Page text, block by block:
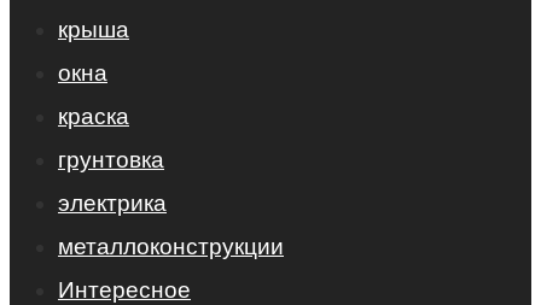
крыша
окна
краска
грунтовка
электрика
металлоконструкции
Интересное